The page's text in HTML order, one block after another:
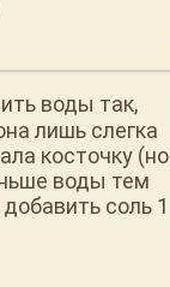
воды так,
лишь слегка
косточку (но
воды тем
соль 1